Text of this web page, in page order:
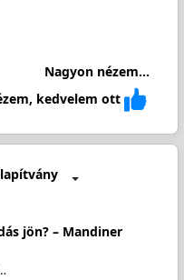
Nagyon nézem...
kedvelem ott
jön? – Mandiner